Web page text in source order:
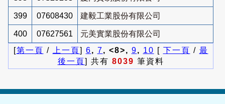
399 07608430 建毅工業股份有限公司
400 07627561
元美實業股份有限公司
[第一頁 / 上一頁] 6, 7, <8>, 9, 10 [ 下一頁 / 最
後一頁] 共有 8039 筆資料